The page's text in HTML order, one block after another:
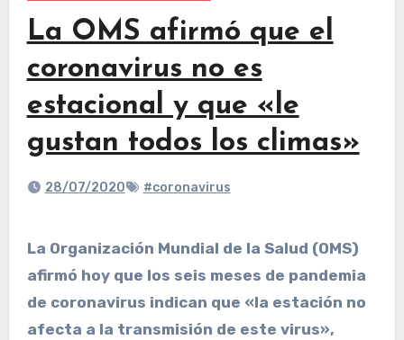
La OMS afirmó que el
coronavirus no es
estacional y que «le
gustan todos los climas»
28/07/2020 #coronavirus
La Organización Mundial de la Salud (OMS)
afirmó hoy que los seis meses de pandemia
de coronavirus indican que «la estación no
afecta a la transmisión de este virus»,